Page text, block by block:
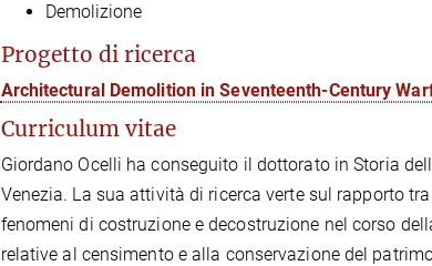
Demolizione
Progetto di ricerca
Architectural Demolition in Seventeenth-Century
Curriculum vitae
Giordano Ocelli ha conseguito il dottorato in Storia
Venezia. La sua attività di ricerca verte sul rapporto
fenomeni di costruzione e decostruzione nel corso
relative al censimento e alla conservazione del